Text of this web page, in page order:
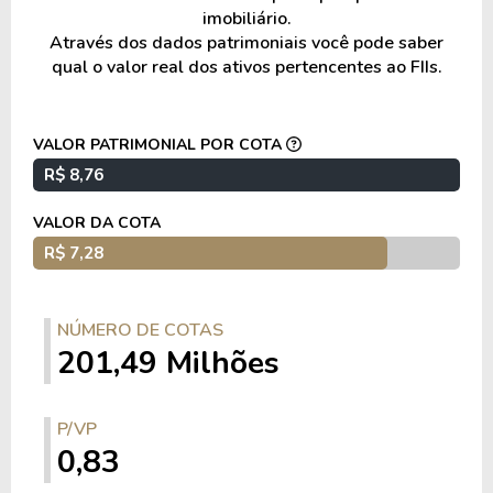
cotas de fundos imobiliários, com exposição
complementar a ativos de crédito imobiliário e
instrumentos de liquidez.
rendimentos distribuídos pelos fundos investidos,
além de receitas provenientes de ativos de
Os ativos estavam expostos a diferentes
fundos investidos, incluindo lajes corporativas,
logística, shoppings e recebíveis.
Os ativos estavam distribuídos em diferentes
regiões do país, conforme a alocação dos fundos
investidos na carteira.
imobiliário.
Através dos dados patrimoniais você pode saber
qual o valor real dos ativos pertencentes ao FIIs.
VALOR PATRIMONIAL POR COTA
R$ 8,76
VALOR DA COTA
R$ 7,28
NÚMERO DE COTAS
201,49 Milhões
P/VP
0,83